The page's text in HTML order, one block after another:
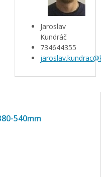
Jaroslav
Kundráč
734644355
540mm